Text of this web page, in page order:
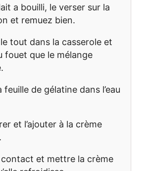
a bouilli, le verser sur la
et remuez bien.
tout dans la casserole et
fouet que le mélange
feuille de gélatine dans l’eau
et l’ajouter à la crème
contact et mettre la crème